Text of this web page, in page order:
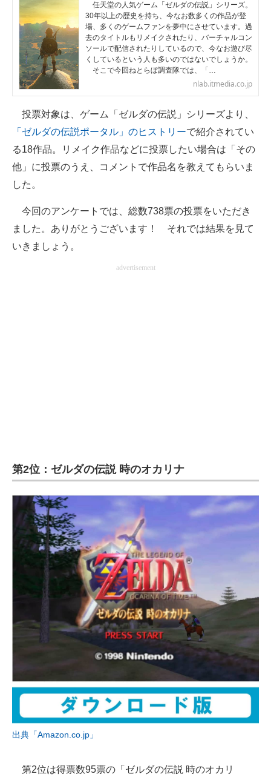
ビジネスと働き方のヒント
AI活用のいまが分かる
企業ITのトレンドを詳説
マーケ×ITの今がよく分かる
ITエンジニア向け専門サイト
企業向けIT製品の総合サイト
製造業のIT導入・活用を支援
モノづくり技術者専門サイト
任天堂の人気ゲーム「ゼルダの伝説」シリーズ。
30年以上の歴史を持ち、今なお数多くの作品が登
場、多くのゲームファンを夢中にさせています。過
去のタイトルもリメイクされたり、バーチャルコン
ソールで配信されたりしているので、今なお遊び尽
くしているという人も多いのではないでしょうか。
そこで今回ねとらぼ調査隊では、「…
nlab.itmedia.co.jp
投票対象は、ゲーム「ゼルダの伝説」シリーズより、
「ゼルダの伝説ポータル」のヒストリーで紹介されてい
る18作品。リメイク作品などに投票したい場合は「その
他」に投票のうえ、コメントで作品名を教えてもらいま
した。
今回のアンケートでは、総数738票の投票をいただき
ました。ありがとうございます！ それでは結果を見て
いきましょう。
advertisement
第2位：ゼルダの伝説 時のオカリナ
出典「Amazon.co.jp」
第2位は得票数95票の「ゼルダの伝説 時のオカリ